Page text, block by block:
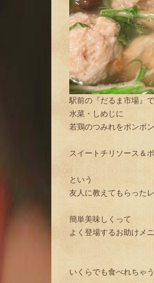
駅前の『だるま市場』
水菜・しめじに
若鶏のつみれをポンポ
スイートチリソース＆
という
友人に教えてもらった
簡単美味しくって
よく登場するお助けメ
いくらでも食べれちゃう